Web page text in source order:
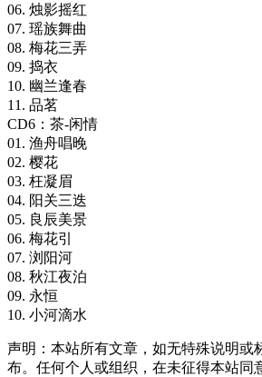
06. 烛影摇红
07. 瑶族舞曲
08. 梅花三弄
09. 捣衣
10. 幽兰逢春
11. 品茗
CD6：茶-闲情
01. 渔舟唱晚
02. 樱花
03. 枉凝眉
04. 阳关三迭
05. 良辰美景
06. 梅花引
07. 浏阳河
08. 秋江夜泊
09. 永恒
10. 小河滴水
声明：本站所有文章，如无特殊说明或
布。任何个人或组织，在未征得本站同